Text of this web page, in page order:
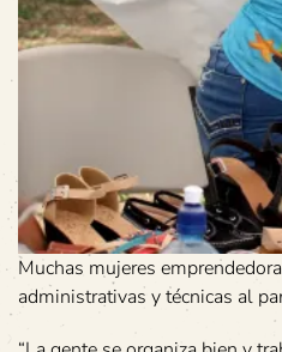
Muchas mujeres
administrativas y técnicas al